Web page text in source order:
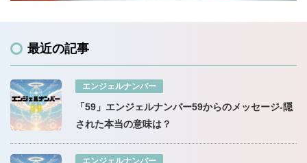
最近の記事
エンジェルナンバー
「59」エンジェルナンバー59からのメッセージ-隠
された本当の意味は？
エンジェルナンバー